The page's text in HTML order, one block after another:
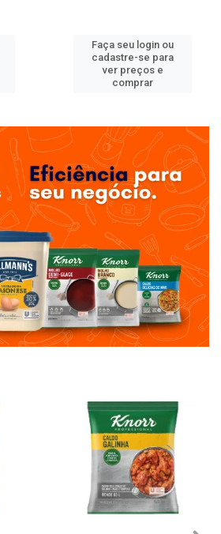
Faça seu login ou
cadastre-se para
ver preços e
comprar